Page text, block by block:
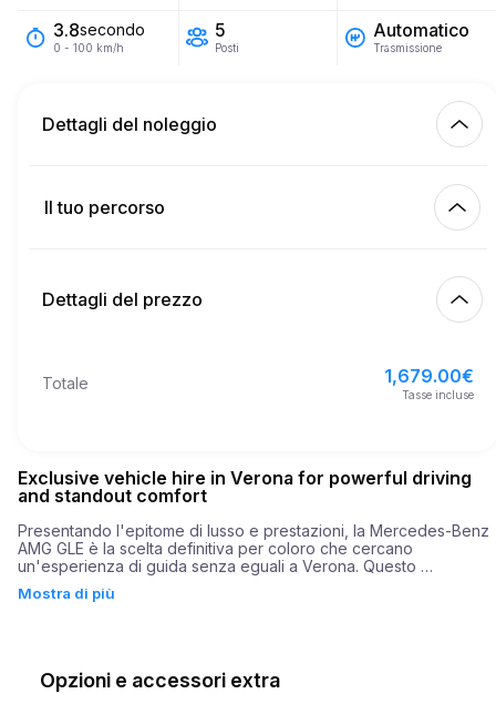
3.8secondo
0 - 100 km/h
5
Posti
Automatico
Trasmissione
Dettagli del noleggio
450.00
21
6,000.00 €
Il tuo percorso
Fine
Dettagli del prezzo
Totale 1,679.00€
Tasse incluse
Exclusive vehicle hire in Verona for powerful driving
and standout comfort
Presentando l'epitome di lusso e prestazioni, la Mercedes-Benz
AMG GLE è la scelta definitiva per coloro che cercano
un'esperienza di guida senza eguali a Verona. Questo
con la sofisticatezza di un design elegante, rendendolo la scelta
un'accelerazione mozzafiato da 0 a 100 km/h in soli 3,8 secondi.
Questo straordinario SUV non si limita solo alla forza bruta;
Mostra di più
Opzioni e accessori extra